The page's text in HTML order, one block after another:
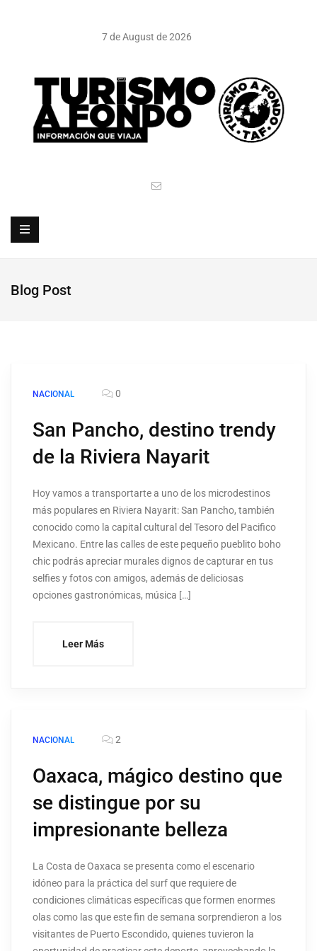
7 de August de 2026
Blog Post
NACIONAL 0
San Pancho, destino trendy
de la Riviera Nayarit
Hoy vamos a transportarte a uno de los microdestinos
más populares en Riviera Nayarit: San Pancho, también
conocido como la capital cultural del Tesoro del Pacifico
Mexicano. Entre las calles de este pequeño pueblito boho
chic podrás apreciar murales dignos de capturar en tus
selfies y fotos con amigos, además de deliciosas
opciones gastronómicas, música […]
Leer Más
NACIONAL 2
Oaxaca, mágico destino que
se distingue por su
impresionante belleza
La Costa de Oaxaca se presenta como el escenario
idóneo para la práctica del surf que requiere de
condiciones climáticas específicas que formen enormes
olas como las que este fin de semana sorprendieron a los
visitantes de Puerto Escondido, quienes tuvieron la